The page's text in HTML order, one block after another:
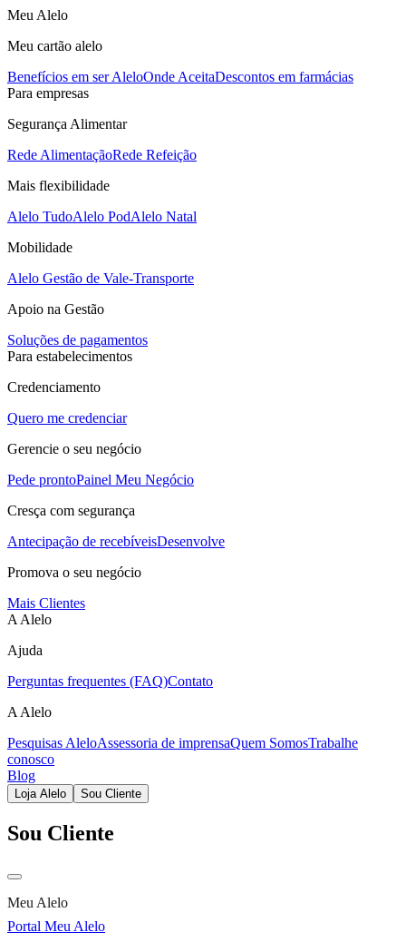
Meu Alelo
Meu cartão alelo
Benefícios em ser AleloOnde AceitaDescontos em farmácias
Para empresas
Segurança Alimentar
Rede AlimentaçãoRede Refeição
Mais flexibilidade
Alelo TudoAlelo PodAlelo Natal
Mobilidade
Alelo Gestão de Vale-Transporte
Apoio na Gestão
Soluções de pagamentos
Para estabelecimentos
Credenciamento
Quero me credenciar
Gerencie o seu negócio
Pede prontoPainel Meu Negócio
Cresça com segurança
Antecipação de recebíveisDesenvolve
Promova o seu negócio
Mais Clientes
A Alelo
Ajuda
Perguntas frequentes (FAQ)Contato
A Alelo
Pesquisas AleloAssessoria de imprensaQuem SomosTrabalhe
conosco
Blog
Loja Alelo Sou Cliente
Sou Cliente
Meu Alelo
Portal Meu Alelo